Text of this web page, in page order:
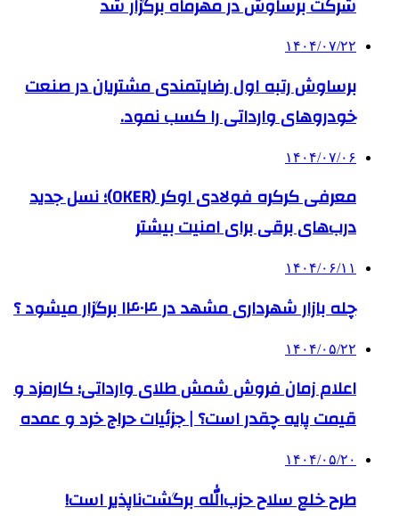
۱۴۰۴/۰۷/۲۲
برساوش رتبه اول رضایتمندی مشتریان در صنعت
خودروهای وارداتی را کسب نمود.
۱۴۰۴/۰۷/۰۶
معرفی کرکره فولادی اوکر (OKER)؛ نسل جدید
درب‌های برقی برای امنیت بیشتر
۱۴۰۴/۰۶/۱۱
چله بازار شهرداری مشهد در ۱۴۰۴ برگزار میشود ؟
۱۴۰۴/۰۵/۲۲
اعلام زمان فروش شمش طلای وارداتی؛ کارمزد و
قیمت پایه چقدر است؟ | جزئیات حراج خرد و عمده
۱۴۰۴/۰۵/۲۰
طرح خلع سلاح حزب‌الله برگشت‌ناپذیر است!